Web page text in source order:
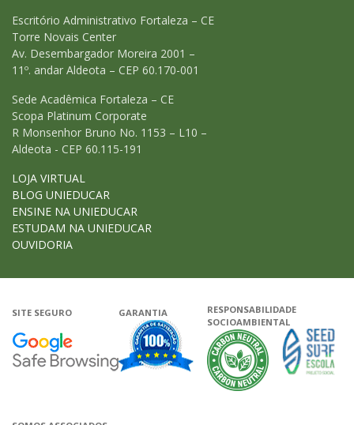
Escritório Administrativo Fortaleza – CE
Torre Novais Center
Av. Desembargador Moreira 2001 –
11º. andar Aldeota – CEP 60.170-001
Sede Acadêmica Fortaleza – CE
Scopa Platinum Corporate
R Monsenhor Bruno No. 1153 – L10 –
Aldeota - CEP 60.115-191
LOJA VIRTUAL
BLOG UNIEDUCAR
ENSINE NA UNIEDUCAR
ESTUDAM NA UNIEDUCAR
OUVIDORIA
SITE SEGURO
Google - Status do site no
GARANTIA
Garantia de satisfação
RESPONSABILIDADE
SOCIOAMBIENTAL
A